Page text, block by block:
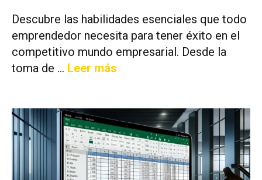
Descubre las habilidades esenciales que todo
emprendedor necesita para tener éxito en el
competitivo mundo empresarial. Desde la
toma de … Leer más